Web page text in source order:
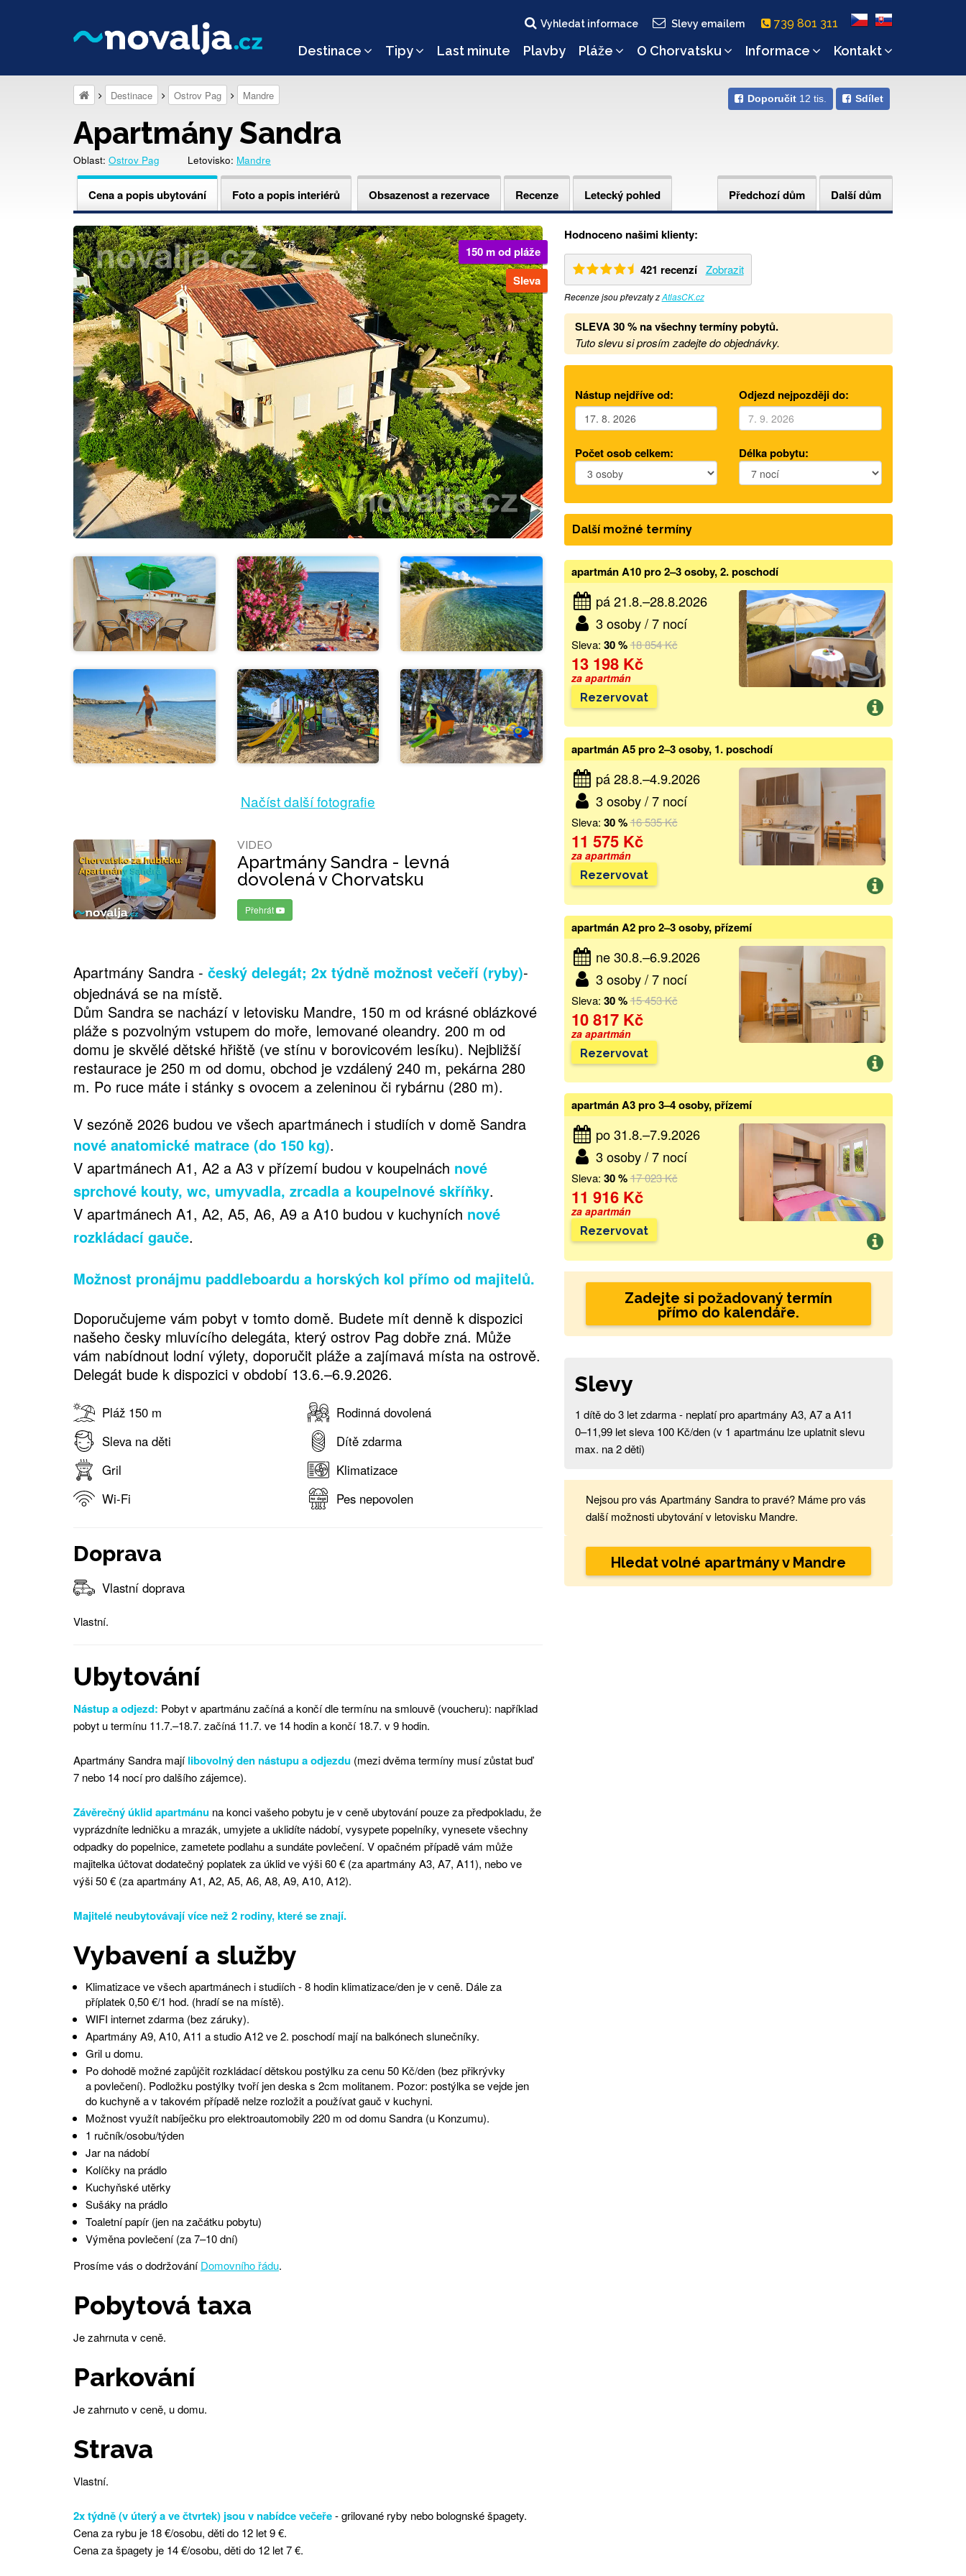
Vyhledat informace Slevy emailem 739 801 311
Destinace Tipy Last minute Plavby Pláže O Chorvatsku Informace Kontakt
Doporučit 12 tis. Sdílet
Destinace Ostrov Pag Mandre
Apartmány Sandra
Oblast: Ostrov Pag Letovisko: Mandre
Předchozí dům Další dům
Cena a popis ubytování Foto a popis interiérů Obsazenost a rezervace Recenze Letecký pohled
150 m od pláže
Sleva
Načíst další fotografie
VIDEO
Apartmány Sandra - levná
dovolená v Chorvatsku
Přehrát
Apartmány Sandra - český delegát; 2x týdně možnost večeří (ryby)-
objednává se na místě.
Dům Sandra se nachází v letovisku Mandre, 150 m od krásné oblázkové
pláže s pozvolným vstupem do moře, lemované oleandry. 200 m od
domu je skvělé dětské hřiště (ve stínu v borovicovém lesíku). Nejbližší
restaurace je 250 m od domu, obchod je vzdálený 240 m, pekárna 280
m. Po ruce máte i stánky s ovocem a zeleninou či rybárnu (280 m).
V sezóně 2026 budou ve všech apartmánech i studiích v domě Sandra
nové anatomické matrace (do 150 kg).
V apartmánech A1, A2 a A3 v přízemí budou v koupelnách nové
sprchové kouty, wc, umyvadla, zrcadla a koupelnové skříňky.
V apartmánech A1, A2, A5, A6, A9 a A10 budou v kuchyních nové
rozkládací gauče.
Možnost pronájmu paddleboardu a horských kol přímo od majitelů.
Doporučujeme vám pobyt v tomto domě. Budete mít denně k dispozici
našeho česky mluvícího delegáta, který ostrov Pag dobře zná. Může
vám nabídnout lodní výlety, doporučit pláže a zajímavá místa na ostrově.
Delegát bude k dispozici v období 13.6.–6.9.2026.
Pláž 150 m
Rodinná dovolená
Sleva na děti
Dítě zdarma
Gril
Klimatizace
Wi-Fi
Pes nepovolen
Doprava
Vlastní doprava
Vlastní.
Ubytování
Nástup a odjezd: Pobyt v apartmánu začíná a končí dle termínu na smlouvě (voucheru): například
pobyt u termínu 11.7.–18.7. začíná 11.7. ve 14 hodin a končí 18.7. v 9 hodin.
Apartmány Sandra majílibovolný den nástupu a odjezdu (mezi dvěma termíny musí zůstat buď
7 nebo 14 nocí pro dalšího zájemce).
Závěrečný úklid apartmánu na konci vašeho pobytu je v ceně ubytování pouze za předpokladu, že
vyprázdníte ledničku a mrazák, umyjete a uklidíte nádobí, vysypete popelníky, vynesete všechny
odpadky do popelnice, zametete podlahu a sundáte povlečení. V opačném případě vám může
majitelka účtovat dodatečný poplatek za úklid ve výši 60 € (za apartmány A3, A7, A11), nebo ve
výši 50 € (za apartmány A1, A2, A5, A6, A8, A9, A10, A12).
Majitelé neubytovávají více než 2 rodiny, které se znají.
Vybavení a služby
Klimatizace ve všech apartmánech i studiích - 8 hodin klimatizace/den je v ceně. Dále za
příplatek 0,50 €/1 hod. (hradí se na místě).
WIFI internet zdarma (bez záruky).
Apartmány A9, A10, A11 a studio A12 ve 2. poschodí mají na balkónech slunečníky.
Gril u domu.
Po dohodě možné zapůjčit rozkládací dětskou postýlku za cenu 50 Kč/den (bez přikrývky
a povlečení). Podložku postýlky tvoří jen deska s 2cm molitanem. Pozor: postýlka se vejde jen
do kuchyně a v takovém případě nelze rozložit a používat gauč v kuchyni.
Možnost využít nabíječku pro elektroautomobily 220 m od domu Sandra (u Konzumu).
1 ručník/osobu/týden
Jar na nádobí
Kolíčky na prádlo
Kuchyňské utěrky
Sušáky na prádlo
Toaletní papír (jen na začátku pobytu)
Výměna povlečení (za 7–10 dní)
Prosíme vás o dodržováníDomovního řádu.
Pobytová taxa
Je zahrnuta v ceně.
Parkování
Je zahrnuto v ceně, u domu.
Strava
Vlastní.
2x týdně (v úterý a ve čtvrtek) jsou v nabídce večeře- grilované ryby nebo bolognské špagety.
Cena za rybu je 18 €/osobu, děti do 12 let 9 €.
Cena za špagety je 14 €/osobu, děti do 12 let 7 €.
Hodnoceno našimi klienty:
421 recenzí Zobrazit
Recenze jsou převzaty zAtlasCK.cz
SLEVA 30 % na všechny termíny pobytů.
Tuto slevu si prosím zadejte do objednávky.
Nástup nejdříve od: Odjezd nejpozději do:
Počet osob celkem: Délka pobytu:
Další možné termíny
apartmán A10 pro 2–3 osoby, 2. poschodí
pá 21.8.–28.8.2026
3 osoby / 7 nocí
Sleva: 30 %18 854 Kč
13 198 Kč
za apartmán
Rezervovat
apartmán A5 pro 2–3 osoby, 1. poschodí
pá 28.8.–4.9.2026
3 osoby / 7 nocí
Sleva: 30 %16 535 Kč
11 575 Kč
za apartmán
Rezervovat
apartmán A2 pro 2–3 osoby, přízemí
ne 30.8.–6.9.2026
3 osoby / 7 nocí
Sleva: 30 %15 453 Kč
10 817 Kč
za apartmán
Rezervovat
apartmán A3 pro 3–4 osoby, přízemí
po 31.8.–7.9.2026
3 osoby / 7 nocí
Sleva: 30 %17 023 Kč
11 916 Kč
za apartmán
Rezervovat
Zadejte si požadovaný termín
přímo do kalendáře.
Slevy
1 dítě do 3 let zdarma - neplatí pro apartmány A3, A7 a A11
0–11,99 let sleva 100 Kč/den (v 1 apartmánu lze uplatnit slevu
max. na 2 děti)
Nejsou pro vás Apartmány Sandra to pravé? Máme pro vás
další možnosti ubytování v letovisku Mandre.
Hledat volné apartmány v Mandre